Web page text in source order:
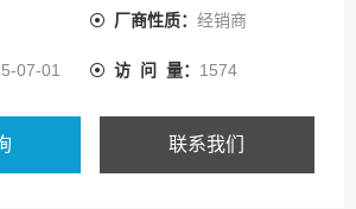
厂商性质： 经销商
07-01 访 问 量： 1574
联系我们